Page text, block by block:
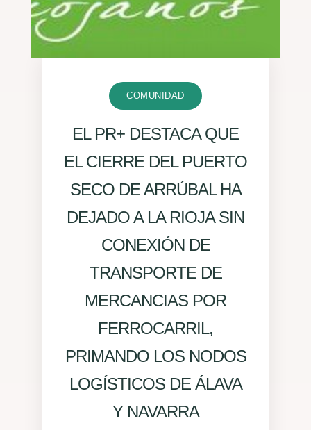
COMUNIDAD
EL PR+ DESTACA QUE
EL CIERRE DEL PUERTO
SECO DE ARRÚBAL HA
DEJADO A LA RIOJA SIN
CONEXIÓN DE
TRANSPORTE DE
MERCANCIAS POR
FERROCARRIL,
PRIMANDO LOS NODOS
LOGÍSTICOS DE ÁLAVA
Y NAVARRA